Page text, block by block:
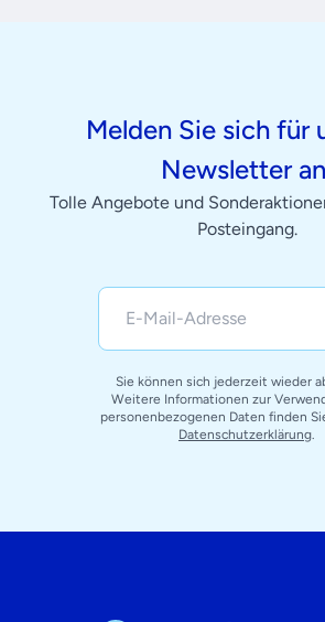
Melden Sie sich für
Newsletter
Tolle Angebote und
Posteingang.
Sie können sich jederzeit wieder
Weitere Informationen zur
personenbezogenen Daten finden
Datenschutzerklärung